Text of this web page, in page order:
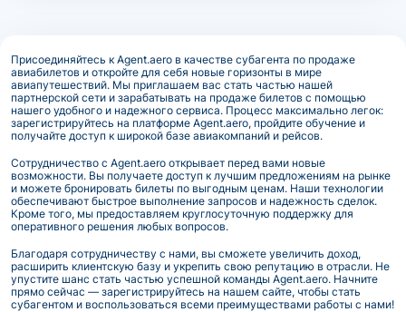
Присоединяйтесь к Agent.aero в качестве субагента по продаже
авиабилетов и откройте для себя новые горизонты в мире
авиапутешествий. Мы приглашаем вас стать частью нашей
партнерской сети и зарабатывать на продаже билетов с помощью
нашего удобного и надежного сервиса. Процесс максимально легок:
зарегистрируйтесь на платформе Agent.aero, пройдите обучение и
получайте доступ к широкой базе авиакомпаний и рейсов.
Сотрудничество с Agent.aero открывает перед вами новые
возможности. Вы получаете доступ к лучшим предложениям на рынке
и можете бронировать билеты по выгодным ценам. Наши технологии
обеспечивают быстрое выполнение запросов и надежность сделок.
Кроме того, мы предоставляем круглосуточную поддержку для
оперативного решения любых вопросов.
Благодаря сотрудничеству с нами, вы сможете увеличить доход,
расширить клиентскую базу и укрепить свою репутацию в отрасли. Не
упустите шанс стать частью успешной команды Agent.aero. Начните
прямо сейчас — зарегистрируйтесь на нашем сайте, чтобы стать
субагентом и воспользоваться всеми преимуществами работы с нами!